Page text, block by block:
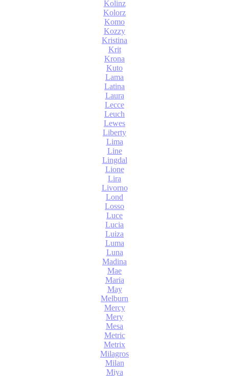
Kolinz
Kolorz
Komo
Kozzy
Kristina
Krit
Krona
Kuto
Lama
Latina
Laura
Lecce
Leuch
Lewes
Liberty
Lima
Line
Lingdal
Lione
Lira
Livorno
Lond
Losso
Luce
Lucia
Luiza
Luma
Luna
Madina
Mae
Maria
May
Melburn
Mercy
Mery
Mesa
Metric
Metrix
Milagros
Milan
Miya